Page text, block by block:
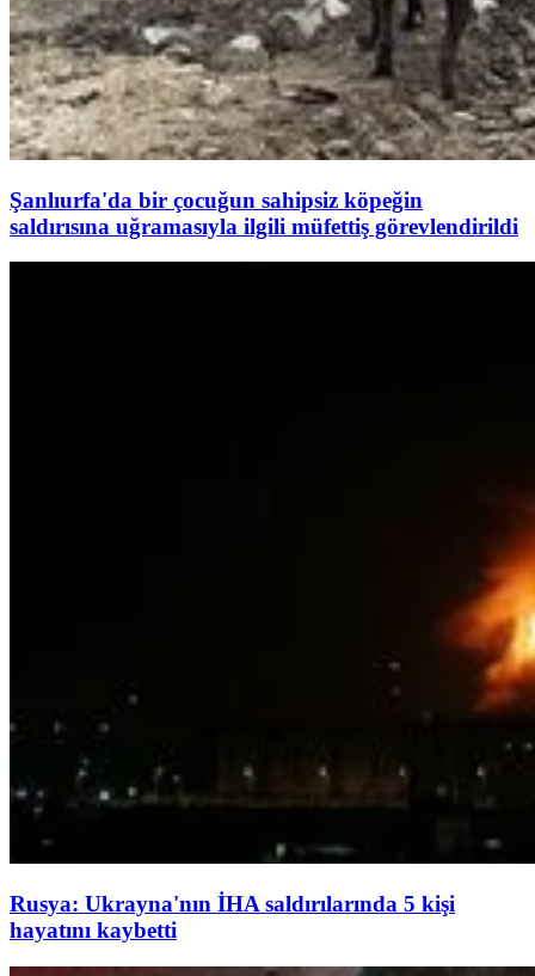
Şanlıurfa'da bir çocuğun sahipsiz köpeğin
saldırısına uğramasıyla ilgili müfettiş görevlendirildi
Rusya: Ukrayna'nın İHA saldırılarında 5 kişi
hayatını kaybetti